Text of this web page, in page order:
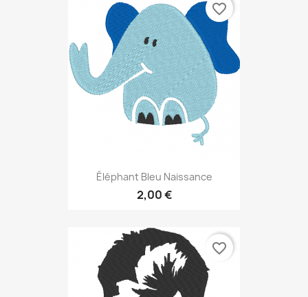
Éléphant Bleu Naissance
2,00 €
favorite_border
favorite_border